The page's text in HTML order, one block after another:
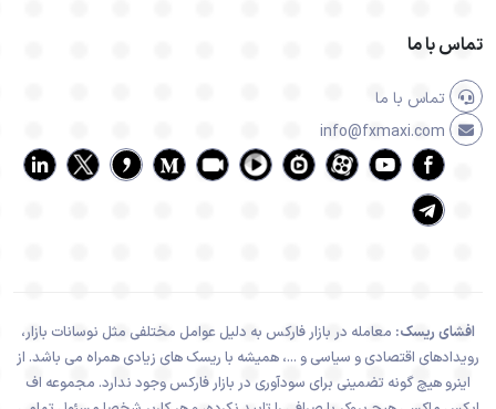
تماس با ما
تماس با ما
افشای ریسک: معامله در بازار فارکس به دلیل عوامل مختلفی مثل نوسانات بازار،
رویدادهای اقتصادی و سیاسی و ...، همیشه با ریسک های زیادی همراه می باشد. از
اینرو هیچ گونه تضمینی برای سودآوری در بازار فارکس وجود ندارد. مجموعه اف